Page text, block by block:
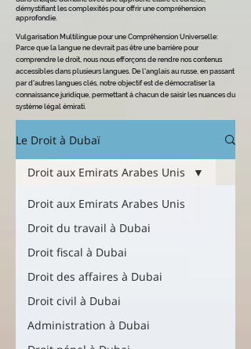
démystifiant les complexités pour offrir une compréhension
approfondie.
Vulgarisation Multilingue pour une Compréhension Universelle:
Parce que la langue ne devrait pas être une barrière pour
comprendre le droit, nous nous efforçons de rendre nos contenus
accessibles dans plusieurs langues. De l'anglais au russe, en passant
par d'autres langues clés, notre objectif est de démocratiser la
connaissance juridique, permettant à chacun de saisir les nuances du
système légal émirati.
Le Droit à Dubaï
Droit aux Emirats Arabes Unis
Droit du travail à Dubai
Droit fiscal à Dubai
Droit des affaires à Dubai
Droit civil à Dubai
Administration à Dubai
Droit aux Emirats Arabes Unis